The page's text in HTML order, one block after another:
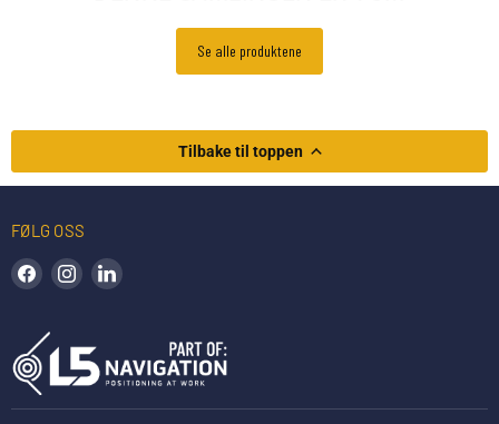
Se alle produktene
Tilbake til toppen
FØLG OSS
Finn oss på Facebook
Finn oss på Instagram